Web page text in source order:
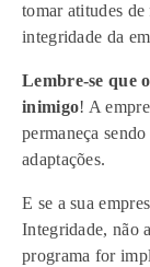
tomar atitudes
integridade da
Lembre-se que
inimigo! A
permaneça
adaptações.
E se a sua
Integridade, não
programa for